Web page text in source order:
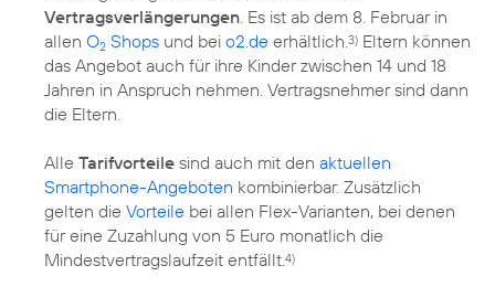
Vertragsverlängerungen . Es ist ab dem 8. Februar in
allen O2 Shops und bei o2.de erhältlich. 3) Eltern können
das Angebot auch für ihre Kinder zwischen 14 und 18
Jahren in Anspruch nehmen. Vertragsnehmer sind dann
die Eltern.
Alle Tarifvorteile sind auch mit den aktuellen
Smartphone-Angeboten kombinierbar. Zusätzlich
gelten die Vorteile bei allen Flex-Varianten, bei denen
für eine Zuzahlung von 5 Euro monatlich die
Mindestvertragslaufzeit entfällt. 4)